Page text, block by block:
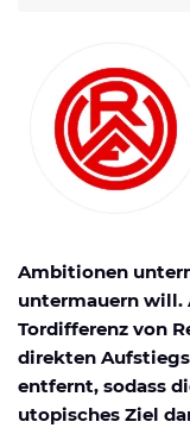
Ambitionen
untermauern will.
Tordifferenz von
direkten
entfernt, sodass
utopisches Ziel